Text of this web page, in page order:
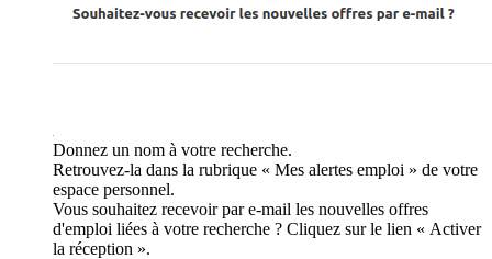
Donnez un nom à votre recherche.
Retrouvez-la dans la rubrique « Mes alertes emploi » de votre
espace personnel.
Vous souhaitez recevoir par e-mail les nouvelles offres
d'emploi liées à votre recherche ? Cliquez sur le lien « Activer
la réception ».